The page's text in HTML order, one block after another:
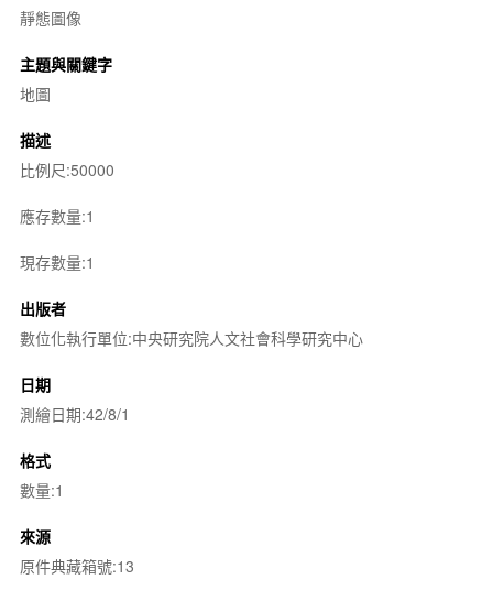
靜態圖像
主題與關鍵字
地圖
描述
比例尺:50000
應存數量:1
現存數量:1
出版者
數位化執行單位:中央研究院人文社會科學研究中心
日期
測繪日期:42/8/1
格式
數量:1
來源
原件典藏箱號:13